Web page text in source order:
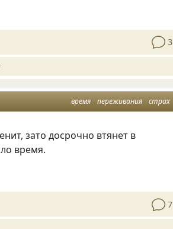
3
время переживания страх
, зато досрочно втянет в
время.
7